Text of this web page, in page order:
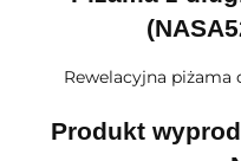
Rewelacyjna piżama
Produkt